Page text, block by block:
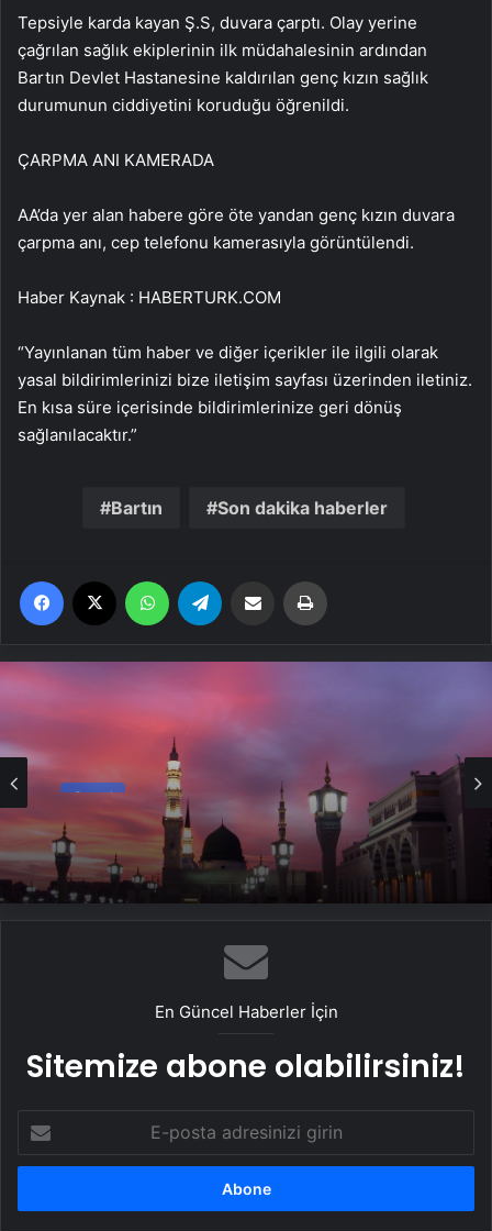
Tepsiyle karda kayan Ş.S, duvara çarptı. Olay yerine
çağrılan sağlık ekiplerinin ilk müdahalesinin ardından
Bartın Devlet Hastanesine kaldırılan genç kızın sağlık
durumunun ciddiyetini koruduğu öğrenildi.
ÇARPMA ANI KAMERADA
AA’da yer alan habere göre öte yandan genç kızın duvara
çarpma anı, cep telefonu kamerasıyla görüntülendi.
Haber Kaynak : HABERTURK.COM
“Yayınlanan tüm haber ve diğer içerikler ile ilgili olarak
yasal bildirimlerinizi bize iletişim sayfası üzerinden iletiniz.
En kısa süre içerisinde bildirimlerinize geri dönüş
sağlanılacaktır.”
Bartın Son dakika haberler
Facebook WhatsApp Email'den paylaş
Genel
2026 Umre Fiyatları 2026 Umre Tur
Fiyatları ve Umre Ne Kadar
En Güncel Haberler İçin
Sitemize abone olabilirsiniz!
posta
adresinizi